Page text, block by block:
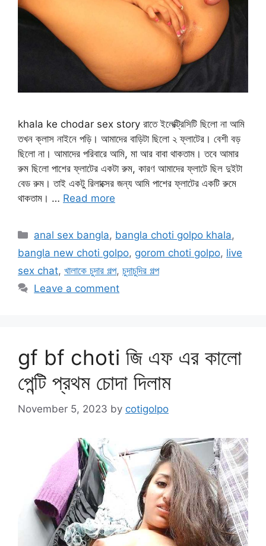
khala ke chodar sex story রাতে ইলেক্ট্রিসিটি ছিলো না আমি
তখন ক্লাস নাইনে পড়ি। আমাদের বাড়িটা ছিলো ২ ফ্লাটের। বেশী বড়
ছিলো না। আমাদের পরিবারে আমি, মা আর বাবা থাকতাম। তবে আমার
রুম ছিলো পাশের ফ্লাটের একটা রুম, কারণ আমাদের ফ্লাটে ছিল দুইটা
বেড রুম। তাই একটু রিলাক্সের জন্য আমি পাশের ফ্লাটের একটি রুমে
থাকতাম। … Read more
Categories
anal sex bangla, bangla choti golpo khala,
bangla new choti golpo, gorom choti golpo, live
sex chat, খালাকে চুদার গল্প, চুদাচুদির গল্প
Leave a comment
gf bf choti জি এফ এর কালো
পেন্টি প্রথম চোদা দিলাম
November 5, 2023 by cotigolpo